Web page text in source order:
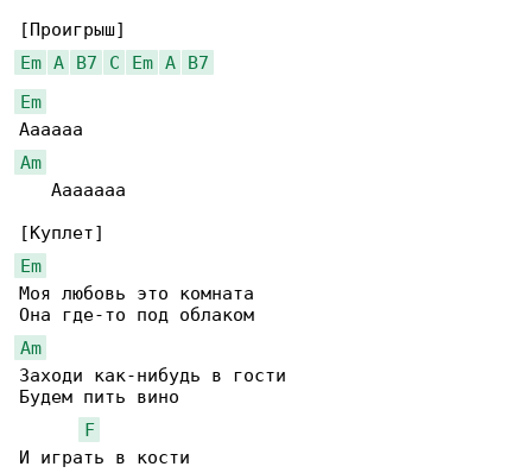
Em A B7 C Em A
B7
Em
Am
   Ааааааа
Em
Моя любовь это комната
Am
Заходи как-нибудь в гости
Будем пить вино
F